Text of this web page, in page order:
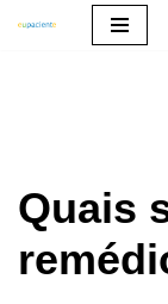
Quais